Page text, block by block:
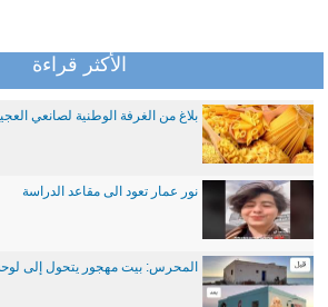
الأكثر قراءة
بلاغ من الغرفة الوطنية لصانعي
نور عمار تعود الى مقاعد الدراسة
المحرس: بيت مهجور يتحول إلى